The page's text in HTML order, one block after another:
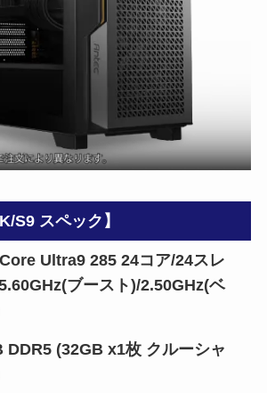
S9 スペック】
Ultra9 285 24コア/24スレ
ブースト)/2.50GHz(ベ
DDR5 (32GB x1枚 クルーシャ